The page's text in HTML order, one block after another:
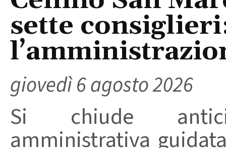
sette
giovedì 6 agosto 2026
Si chiude
amministrativa